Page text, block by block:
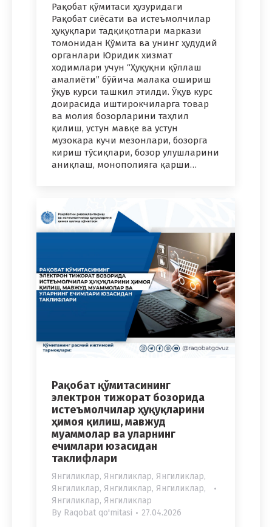
Рақобат қўмитаси ҳузуридаги
Рақобат сиёсати ва истеъмолчилар
ҳуқуқлари тадқиқотлари маркази
томонидан Қўмита ва унинг ҳудудий
органлари Юридик хизмат
ходимлари учун “Ҳуқуқни қўллаш
амалиёти” бўйича малака ошириш
ўқув курси ташкил этилди. Ўқув курс
доирасида иштирокчиларга товар
ва молия бозорларини таҳлил
қилиш, устун мавқе ва устун
музокара кучи мезонлари, бозорга
кириш тўсиқлари, бозор улушларини
аниқлаш, монополияга қарши…
Рақобат қўмитасининг
электрон тижорат бозорида
истеъмолчилар ҳуқуқларини
ҳимоя қилиш, мавжуд
муаммолар ва уларнинг
ечимлари юзасидан
таклифлари
Янгиликлар, Янгиликлар, Янгиликлар,
Янгиликлар, Янгиликлар, Янгиликлар,
Янгиликлар, Янгиликлар
By Raqobat qo'mitasi 27.04.2026